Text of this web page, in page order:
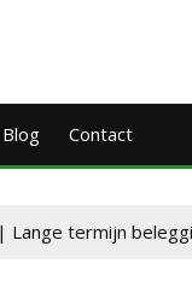
Blog Contact
Lange termijn